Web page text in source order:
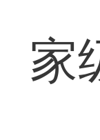
家